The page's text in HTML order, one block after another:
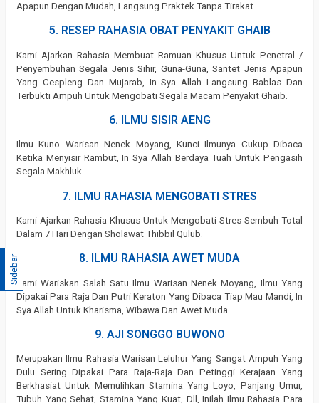
Apapun Dengan Mudah, Langsung Praktek Tanpa Tirakat
5. RESEP RAHASIA OBAT PENYAKIT GHAIB
Kami Ajarkan Rahasia Membuat Ramuan Khusus Untuk Penetral /
Penyembuhan Segala Jenis Sihir, Guna-Guna, Santet Jenis Apapun
Yang Cespleng Dan Mujarab, In Sya Allah Langsung Bablas Dan
Terbukti Ampuh Untuk Mengobati Segala Macam Penyakit Ghaib.
6. ILMU SISIR AENG
Ilmu Kuno Warisan Nenek Moyang, Kunci Ilmunya Cukup Dibaca
Ketika Menyisir Rambut, In Sya Allah Berdaya Tuah Untuk Pengasih
Segala Makhluk
7. ILMU RAHASIA MENGOBATI STRES
Kami Ajarkan Rahasia Khusus Untuk Mengobati Stres Sembuh Total
Dalam 7 Hari Dengan Sholawat Thibbil Qulub.
8. ILMU RAHASIA AWET MUDA
Kami Wariskan Salah Satu Ilmu Warisan Nenek Moyang, Ilmu Yang
Dipakai Para Raja Dan Putri Keraton Yang Dibaca Tiap Mau Mandi, In
Sya Allah Untuk Kharisma, Wibawa Dan Awet Muda.
9. AJI SONGGO BUWONO
Merupakan Ilmu Rahasia Warisan Leluhur Yang Sangat Ampuh Yang
Dulu Sering Dipakai Para Raja-Raja Dan Petinggi Kerajaan Yang
Berkhasiat Untuk Memulihkan Stamina Yang Loyo, Panjang Umur,
Tubuh Yang Sehat, Stamina Yang Kuat, Dll, Inilah Ilmu Rahasia Para
Sidebar